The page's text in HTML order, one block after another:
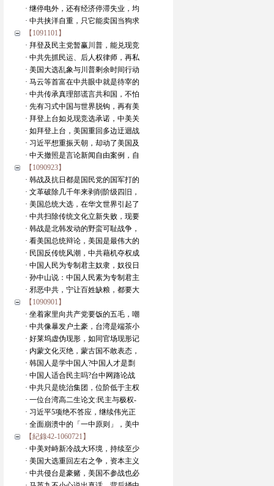
· 继停电外，还有经济停滞失业，均
· 中共挟洋自重，只它能卖国当狗求
【1091101】
· 拜登及民主党暂赢川普，能兑现竞
· 中共先抓民运、后人权律师，再私
· 美国大选乱象与川普剩余时间行动
· 马云等首富在中共眼中就是待宰的
· 中共传承真理部谎言共和国，不怕
· 先有习式中国与世界脱钩，再有美
· 拜登上台如兑现竞选承诺，中美关
· 如拜登上台，美国重回多边迂迴战
· 习近平想重振天朝，却动了美国及
· 中天撤照是言论新闻自由案例，自
【1090923】
· 韩战及抗日都是国民党的国军打的
· 文革破除几千年来剥削阶级四旧，
· 美国总统大选，在华文世界引起了
· 中共扫除传统文化立新失败，现要
· 韩战是北韩发动的野蛮可耻战争，
· 看美国总统辩论，美国是最伟大的
· 民国反传统风潮，中共藉机夺权成
· 中国人民为专制君主奴隶，奴役日
· 孙中山说：中国人民素为专制君主
· 邪恶中共，宁让百姓缺粮，都要大
【1090901】
· 坐着家里向共产党要饭的五毛，嘲
· 中共像暴发户土豪，台湾是端茶小
· 好莱坞虚伪现形，如同官场现形记
· 内蒙文化灭绝，蒙古国不敢表态，
· 韩国人是学中国人?中国人才是剽
· 中国人适合民主吗?台中网路论战
· 中共只是统治集团，位阶低于主权
· 一位台湾高二生论文:民主与极权-
· 习近平5项绝不答应，继续伟光正
· 全面崩溃中的「一中原则」，美中
【紀錄42-1060721】
· 中美对峙新冷战大环境，持续至少
· 美国大选重回左右之争，资本主义
· 中共侵台是豪赌，美国不参战也必